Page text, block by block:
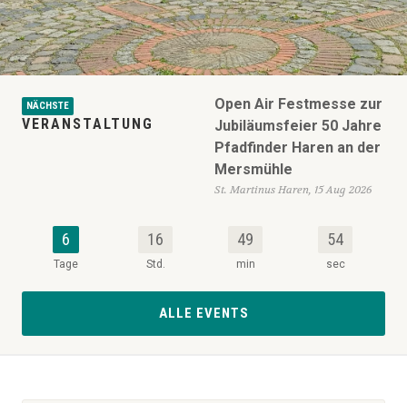
NÄCHSTE
VERANSTALTUNG
Open Air Festmesse zur
Jubiläumsfeier 50 Jahre
Pfadfinder Haren an der
Mersmühle
St. Martinus Haren, 15 Aug 2026
6
Tage
16
Std.
49
min
53
sec
ALLE EVENTS